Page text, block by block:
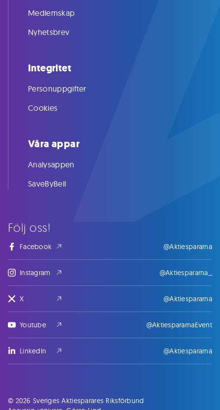
Följ oss!
Facebook @Aktiespararna
Instagram @Aktiespararna_
X @Aktiespararna
Youtube @AktiespararnaEvent
LinkedIn @Aktiespararna
Medlemskap
Nyhetsbrev
Integritet
Personuppgifter
Cookies
Våra appar
Analysappen
SaveByBell
© 2026 Sveriges Aktiesparares Riksförbund